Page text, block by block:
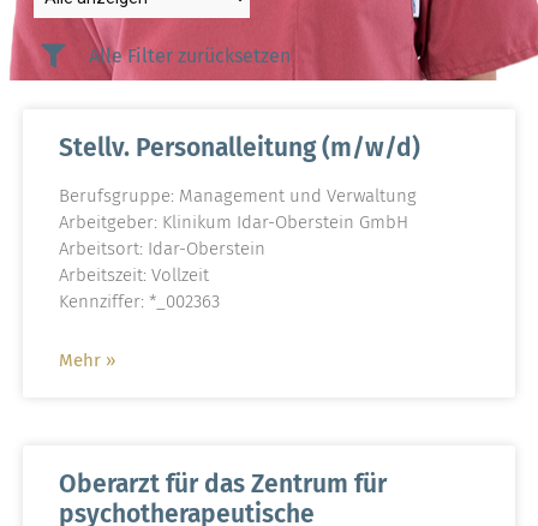
Alle Filter zurücksetzen
Stellv. Personalleitung (m/w/d)
Berufsgruppe: Management und Verwaltung
Arbeitgeber: Klinikum Idar-Oberstein GmbH
Arbeitsort: Idar-Oberstein
Arbeitszeit: Vollzeit
Kennziffer: *_002363
Mehr »
Oberarzt für das Zentrum für
psychotherapeutische